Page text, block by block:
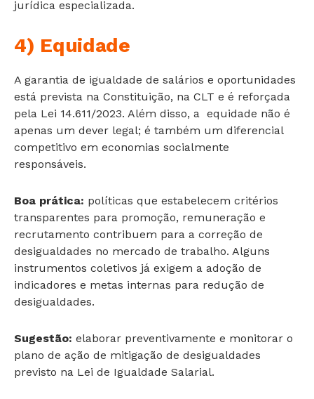
jurídica especializada.
4) Equidade
A garantia de igualdade de salários e oportunidades
está prevista na Constituição, na CLT e é reforçada
pela Lei 14.611/2023. Além disso, a equidade não é
apenas um dever legal; é também um diferencial
competitivo em economias socialmente
responsáveis.
Boa prática: políticas que estabelecem critérios
transparentes para promoção, remuneração e
recrutamento contribuem para a correção de
desigualdades no mercado de trabalho. Alguns
instrumentos coletivos já exigem a adoção de
indicadores e metas internas para redução de
desigualdades.
Sugestão: elaborar preventivamente e monitorar o
plano de ação de mitigação de desigualdades
previsto na Lei de Igualdade Salarial.